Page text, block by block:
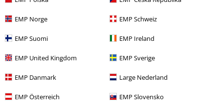
EMP Norge EMP Schweiz
EMP Suomi EMP Ireland
EMP United Kingdom EMP Sverige
EMP Danmark Large Nederland
EMP Österreich EMP Slovensko